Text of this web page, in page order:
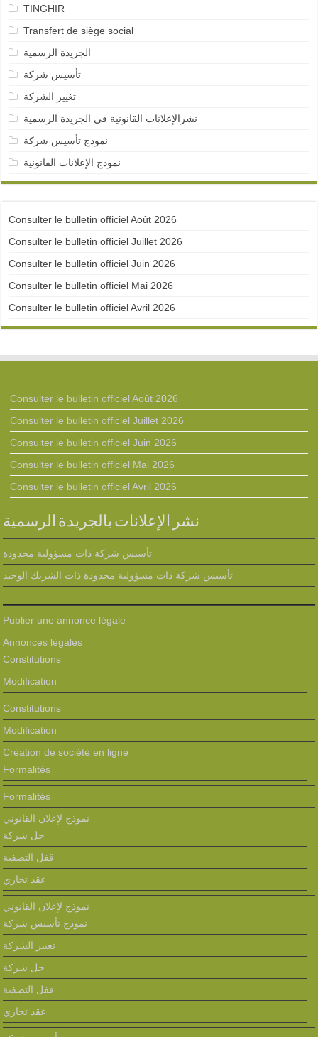
TINGHIR
Transfert de siège social
الجريدة الرسمية
تأسيس شركة
تغيير الشركة
نشرالإعلانات القانونية في الجريدة الرسمية
نمودج تأسيس شركة
نموذج الإعلانات القانونية
Consulter le bulletin officiel Août 2026
Consulter le bulletin officiel Juillet 2026
Consulter le bulletin officiel Juin 2026
Consulter le bulletin officiel Mai 2026
Consulter le bulletin officiel Avril 2026
Consulter le bulletin officiel Août 2026
Consulter le bulletin officiel Juillet 2026
Consulter le bulletin officiel Juin 2026
Consulter le bulletin officiel Mai 2026
Consulter le bulletin officiel Avril 2026
نشر الإعلانات بالجريدة الرسمية
تأسيس شركة ذات مسؤولية محدودة
تأسيس شركة ذات مسؤولية محدودة ذات الشريك الوحيد
Publier une annonce légale
Annonces légales
Constitutions
Modification
Constitutions
Modification
Création de société en ligne
Formalités
Formalités
نموذج لإعلان القانوني
حل شركة
قفل التصفية
عقد تجاري
نموذج لإعلان القانوني
نمودج تأسيس شركة
تغيير الشركة
حل شركة
قفل التصفية
عقد تجاري